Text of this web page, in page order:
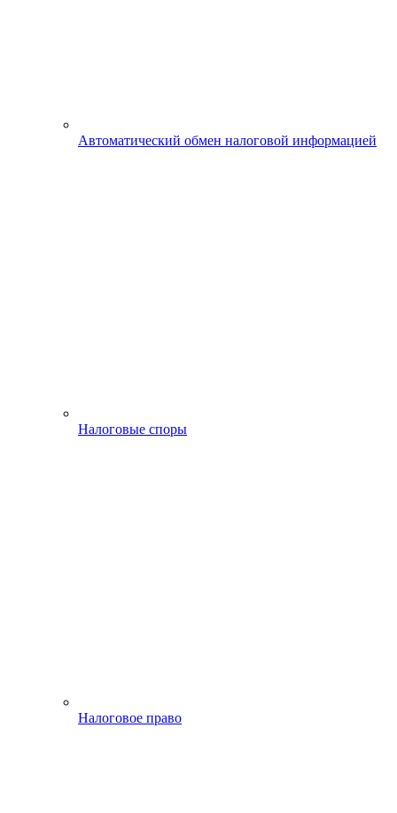
Автоматический обмен налоговой информацией
Налоговые споры
Налоговое право